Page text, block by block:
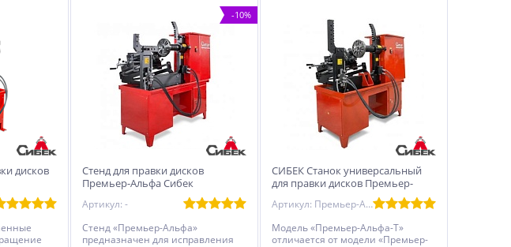
дисков
-10%
Стенд для правки дисков
Премьер-Альфа Сибек
Артикул: -
Стенд «Премьер-Альфа»
предназначен для исправления
СИБЕК Станок универсальный
для правки дисков Премьер-
Артикул: Премьер-Альфа-Т
Модель «Премьер-Альфа-Т»
отличается от модели «Премьер-